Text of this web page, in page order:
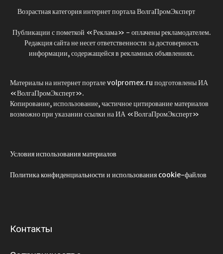
Возрастная категория интернет портала ВолгаПромЭксперт
Публикации с пометкой «Реклама» - оплачены рекламодателем.
Редакция сайта не несет ответственности за достоверность
информации, содержащейся в рекламных объявлениях.
Материалы на интернет портале volpromex.ru подготовлены ИА
«ВолгаПромЭксперт».
Копирование, использование, частичное цитирование материалов
возможно при указании ссылки на ИА «ВолгаПромЭксперт»
Условия использования материалов
Политика конфиденциальности и использования cookie-файлов
Контакты